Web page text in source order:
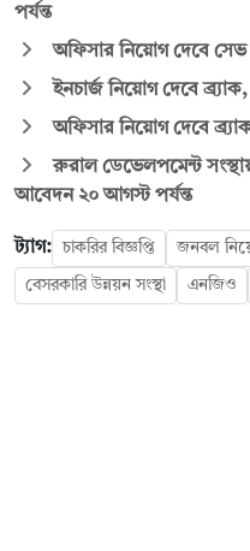
পর্যন্ত
অফিসার নিয়োগ দেবে
ইনচার্জ নিয়োগ দেবে
অফিসার নিয়োগ দেবে
রুরাল ডেভেলপমেন্ট
আবেদন ২০ আগস্ট পর্যন্ত
ট্যাগ: চাকরির বিজ্ঞপ্তি জনবল
বেসরকারি উন্নয়ন সংস্থা এনজিও